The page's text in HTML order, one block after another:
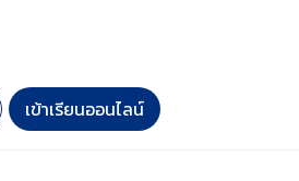
เข้าเรียนออนไลน์